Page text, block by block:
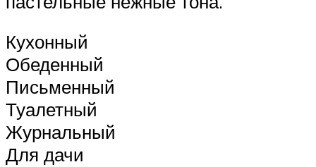
Кухонный
Обеденный
Письменный
Туалетный
Журнальный
Для дачи